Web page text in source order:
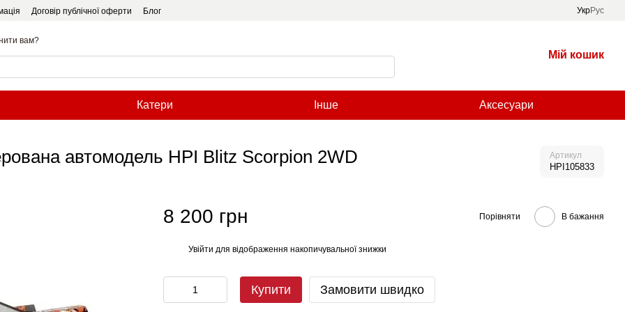
Договір публічної оферти Блог УкрРус
вам?
Мій кошик
Катери Інше Аксесуари
автомодель HPI Blitz Scorpion 2WD Артикул
HPI105833
8 200 грн Порівняти В бажання
Увійти для відображення накопичувальної знижки
Купити Замовити швидко